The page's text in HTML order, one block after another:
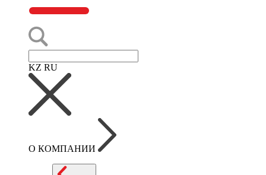
KZ RU
О КОМПАНИИ